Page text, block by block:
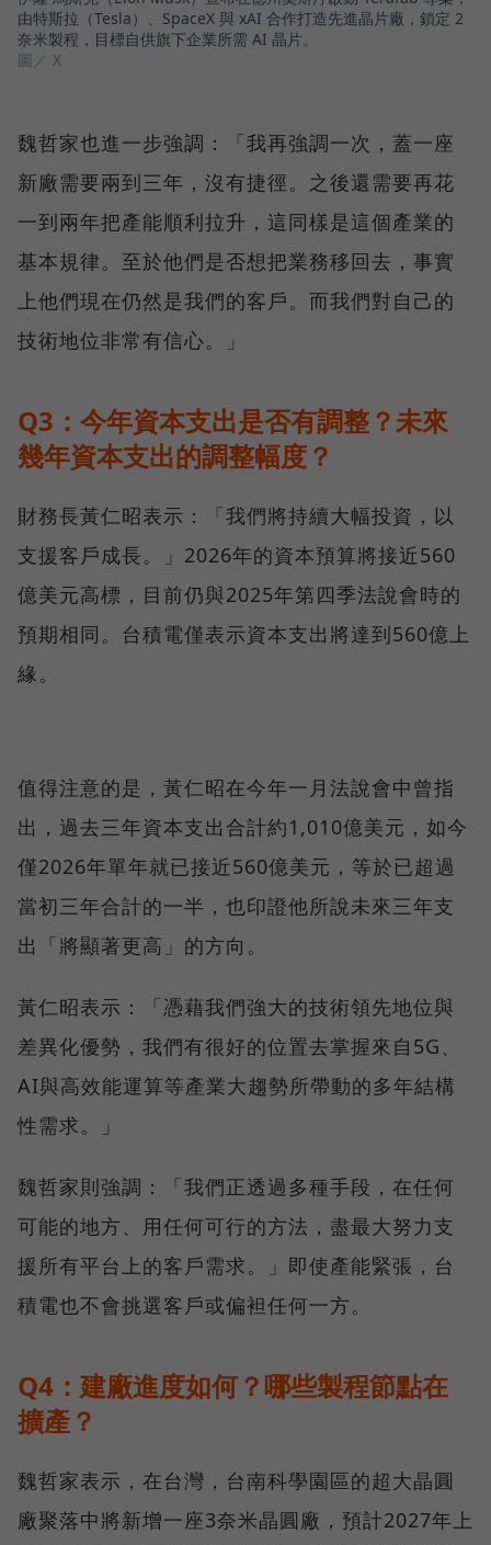
由特斯拉（Tesla）、SpaceX 與 xAI 合作打造先進晶片廠，鎖定 2
奈米製程，目標自供旗下企業所需 AI 晶片。
圖／ X
魏哲家也進一步強調：「我再強調一次，蓋一座
新廠需要兩到三年，沒有捷徑。之後還需要再花
一到兩年把產能順利拉升，這同樣是這個產業的
基本規律。至於他們是否想把業務移回去，事實
上他們現在仍然是我們的客戶。而我們對自己的
技術地位非常有信心。」
Q3：今年資本支出是否有調整？未來
幾年資本支出的調整幅度？
財務長黃仁昭表示：「我們將持續大幅投資，以
支援客戶成長。」2026年的資本預算將接近560
億美元高標，目前仍與2025年第四季法說會時的
預期相同。台積電僅表示資本支出將達到560億上
緣。
值得注意的是，黃仁昭在今年一月法說會中曾指
出，過去三年資本支出合計約1,010億美元，如今
僅2026年單年就已接近560億美元，等於已超過
當初三年合計的一半，也印證他所說未來三年支
出「將顯著更高」的方向。
黃仁昭表示：「憑藉我們強大的技術領先地位與
差異化優勢，我們有很好的位置去掌握來自5G、
AI與高效能運算等產業大趨勢所帶動的多年結構
性需求。」
魏哲家則強調：「我們正透過多種手段，在任何
可能的地方、用任何可行的方法，盡最大努力支
援所有平台上的客戶需求。」即使產能緊張，台
積電也不會挑選客戶或偏袒任何一方。
Q4：建廠進度如何？哪些製程節點在
擴產？
魏哲家表示，在台灣，台南科學園區的超大晶圓
廠聚落中將新增一座3奈米晶圓廠，預計2027年上